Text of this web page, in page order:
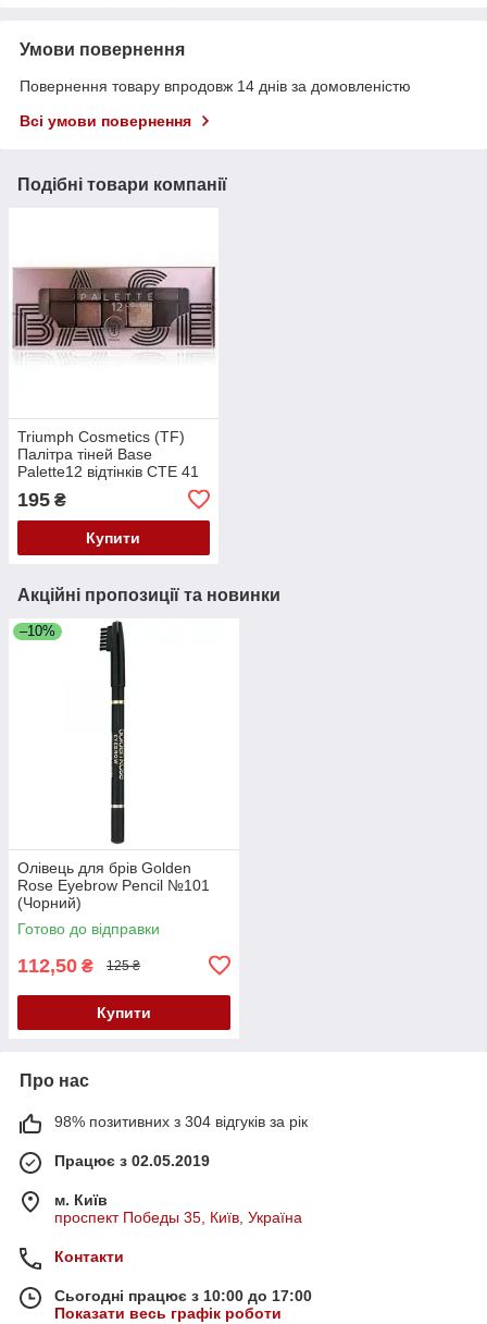
Умови повернення
Повернення товару впродовж 14 днів за домовленістю
Всі умови повернення
Подібні товари компанії
Triumph Cosmetics (TF)
Палітра тіней Base
Palette12 відтінків CTE 41
195 ₴
Купити
Акційні пропозиції та новинки
–10%
Олівець для брів Golden
Rose Eyebrow Pencil №101
(Чорний)
Готово до відправки
112,50 ₴ 125 ₴
Купити
Про нас
98% позитивних з 304 відгуків за рік
Працює з 02.05.2019
м. Київ
проспект Победы 35, Київ, Україна
Контакти
Сьогодні працює з 10:00 до 17:00
Показати весь графік роботи